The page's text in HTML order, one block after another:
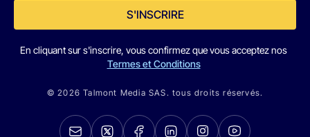
S'INSCRIRE
En cliquant sur s'inscrire, vous confirmez que vous acceptez nos
Termes et Conditions
© 2026 Talmont Media SAS. tous droits réservés.